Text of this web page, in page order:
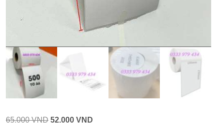
65.000VND Giá
52.000 VND